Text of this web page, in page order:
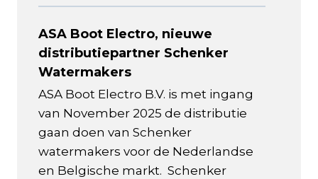
ASA Boot Electro, nieuwe
distributiepartner Schenker
Watermakers
ASA Boot Electro B.V. is met ingang
van November 2025 de distributie
gaan doen van Schenker
watermakers voor de Nederlandse
en Belgische markt. Schenker